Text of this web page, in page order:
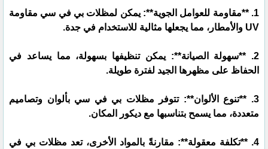
1. **مقاومة للعوامل الجوية**: يمكن لمظلات بي في سي مقاومة
UV والأمطار، مما يجعلها مثالية للاستخدام في جدة.
2. **سهولة الصيانة**: يمكن تنظيفها بسهولة، مما يساعد في
الحفاظ على مظهرها الجيد لفترة طويلة.
3. **تنوع الألوان**: تتوفر مظلات بي في سي بألوان وتصاميم
متعددة، مما يسمح بتناسبها مع ديكور المكان.
4. **تكلفة معقولة**: مقارنةً بالمواد الأخرى، تعد مظلات بي في